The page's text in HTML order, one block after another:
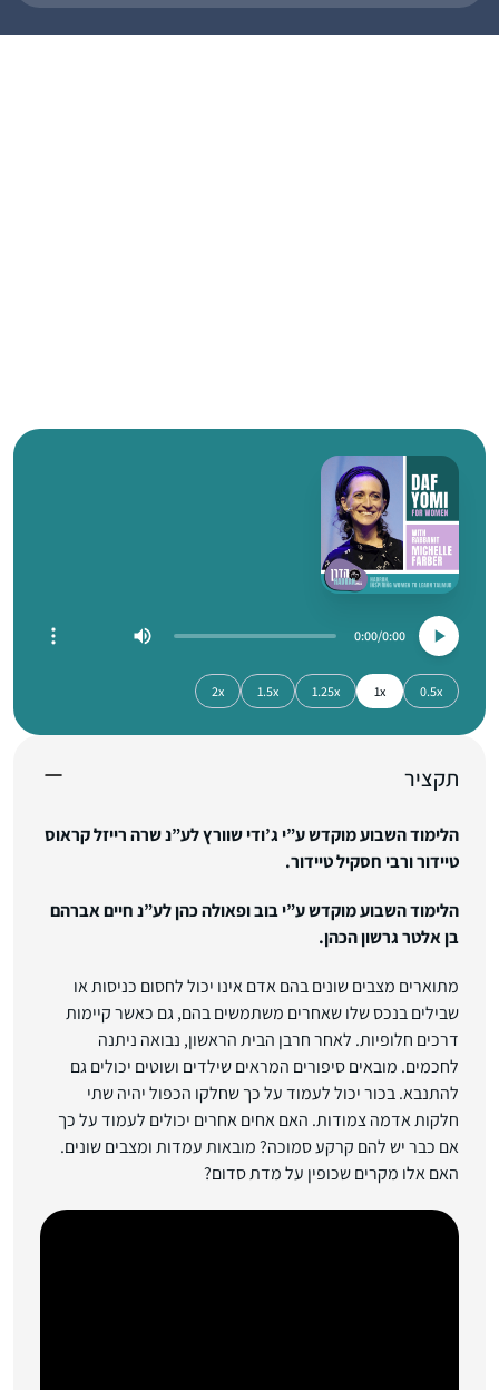
0:00
0:00
0.5x
1x
1.25x
1.5x
2x
תקציר
הלימוד השבוע מוקדש ע”י ג’ודי שוורץ לע”נ שרה רייזל קראוס
טיידור ורבי חסקיל טיידור.
הלימוד השבוע מוקדש ע”י בוב ופאולה כהן לע”נ חיים אברהם
בן אלטר גרשון הכהן.
מתוארים מצבים שונים בהם אדם אינו יכול לחסום כניסות או
שבילים בנכס שלו שאחרים משתמשים בהם, גם כאשר קיימות
דרכים חלופיות. לאחר חרבן הבית הראשון, נבואה ניתנה
לחכמים. מובאים סיפורים המראים שילדים ושוטים יכולים גם
להתנבא. בכור יכול לעמוד על כך שחלקו הכפול יהיה שתי
חלקות אדמה צמודות. האם אחים אחרים יכולים לעמוד על כך
אם כבר יש להם קרקע סמוכה? מובאות עמדות ומצבים שונים.
האם אלו מקרים שכופין על מדת סדום?